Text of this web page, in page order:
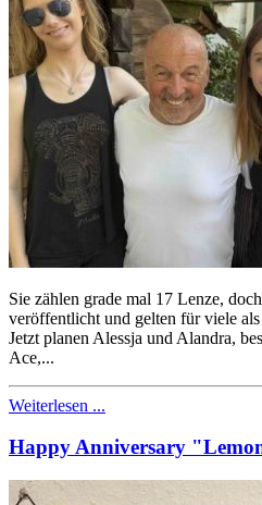
Sie zählen grade mal 17 Lenze,
veröffentlicht und gelten für viele
Jetzt planen Alessja und Alandra,
Ace,...
Weiterlesen ...
Happy Anniversary